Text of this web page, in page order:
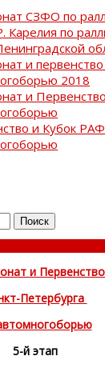
СЗФО по
Карелия по
и
2018
и
и Кубок
и Первенство
Петербурга
5-й этап